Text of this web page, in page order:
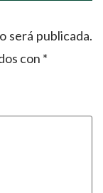
será publicada.
con *